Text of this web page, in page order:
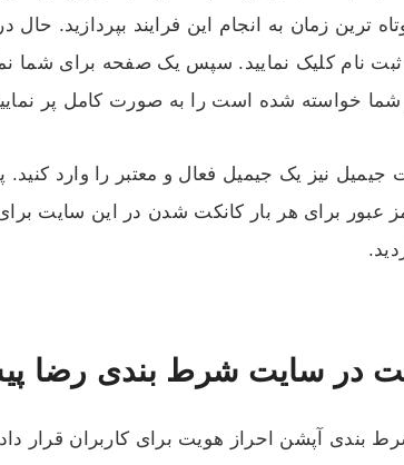
ترین زمان به انجام این فرایند بپردازید.
نام کلیک نمایید. سپس یک صفحه برای شما
شما خواسته شده است را به صورت کامل پر
نیز یک جیمیل فعال و معتبر را وارد
عبور برای هر بار کانکت شدن در این سایت
در سایت شرط بندی رضا
بندی آپشن احراز هویت برای کاربران قرار